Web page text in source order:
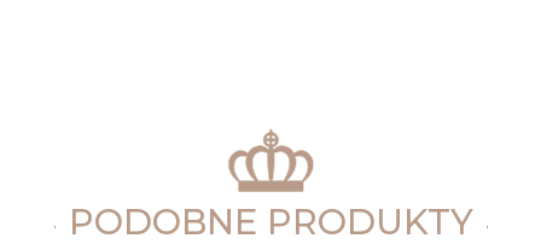
PODOBNE PRODUKTY